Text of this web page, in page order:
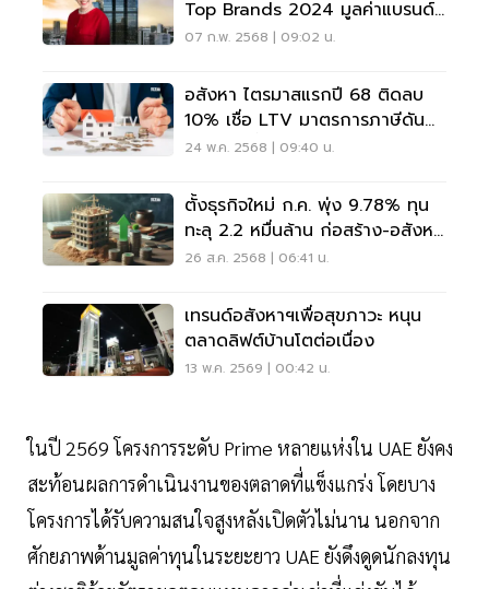
Top Brands 2024 มูลค่าแบรนด์
5.3 หมื่นล้าน
07 ก.พ. 2568 | 09:02 น.
อสังหา ไตรมาสแรกปี 68 ติดลบ
10% เชื่อ LTV มาตรการภาษีดัน
ยอดขายฟื้น
24 พ.ค. 2568 | 09:40 น.
ตั้งธุรกิจใหม่ ก.ค. พุ่ง 9.78% ทุน
ทะลุ 2.2 หมื่นล้าน ก่อสร้าง-อสังหา
แชมป์
26 ส.ค. 2568 | 06:41 น.
เทรนด์อสังหาฯเพื่อสุขภาวะ หนุน
ตลาดลิฟต์บ้านโตต่อเนื่อง
13 พ.ค. 2569 | 00:42 น.
ในปี 2569 โครงการระดับ Prime หลายแห่งใน UAE ยังคง
สะท้อนผลการดำเนินงานของตลาดที่แข็งแกร่ง โดยบาง
โครงการได้รับความสนใจสูงหลังเปิดตัวไม่นาน นอกจาก
ศักยภาพด้านมูลค่าทุนในระยะยาว UAE ยังดึงดูดนักลงทุน